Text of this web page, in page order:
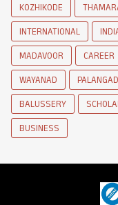
KOZHIKODE
INTERNATIONAL
MADAVOOR
CAREER
WAYANAD
PALANGAD
BALUSSERY
BUSINESS